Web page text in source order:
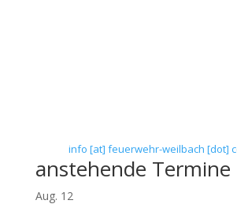
info [at] feuerwehr-weilbach [dot]
anstehende Termine
Aug. 12